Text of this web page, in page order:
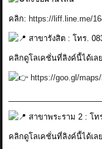
คลิก: https://liff.line.me/
สาขารังสิต : โทร.
คลิกดูโลเคชั่นที่ลิงค์นี้ได้เล
https://goo.gl/
สาขาพระราม 2 : โท
คลิกดูโลเคชั่นที่ลิงค์นี้ได้เล